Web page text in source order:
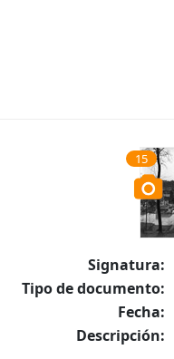
15
Signatura:
Tipo de documento:
Fecha:
Descripción: